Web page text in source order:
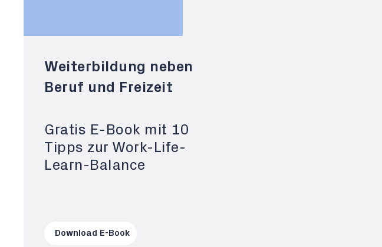
Weiterbildung neben
Beruf und Freizeit
Gratis E-Book mit 10
Tipps zur Work-Life-
Learn-Balance
Download E-Book